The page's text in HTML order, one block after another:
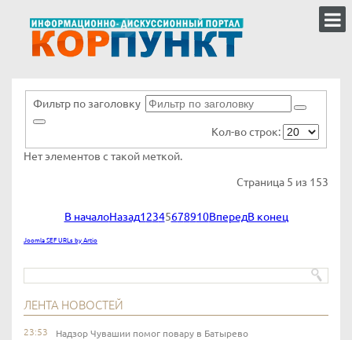
Фильтр по заголовку
Кол-во строк:
Нет элементов с такой меткой.
Страница 5 из 153
В началоНазад12345678910ВпередВ конец
Joomla SEF URLs by Artio
ЛЕНТА НОВОСТЕЙ
23:53 Надзор Чувашии помог повару в Батырево